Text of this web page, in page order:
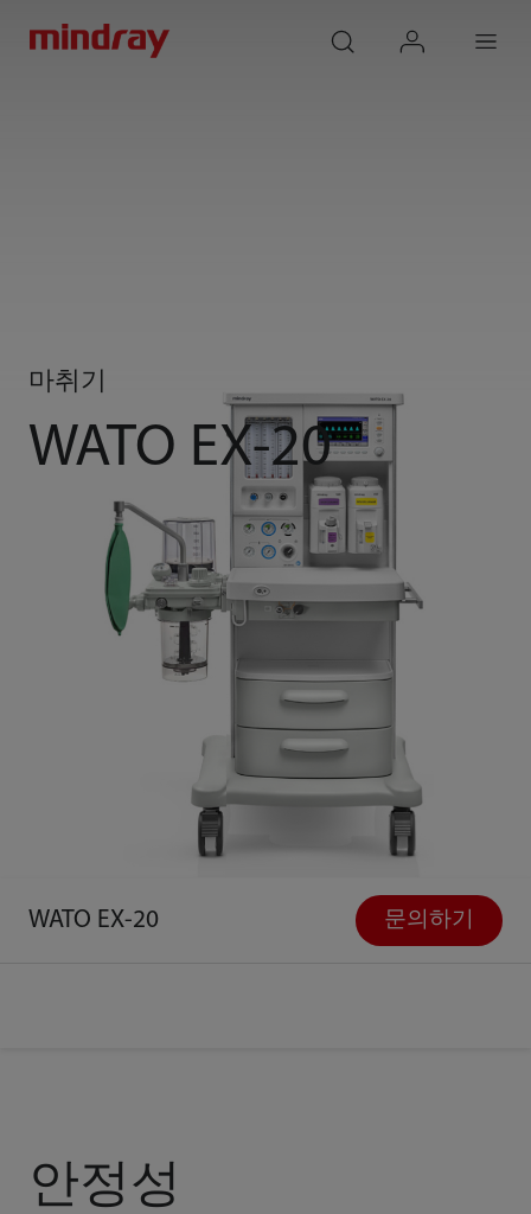
마취기
WATO EX-20
WATO EX-20 문의하기
안정성